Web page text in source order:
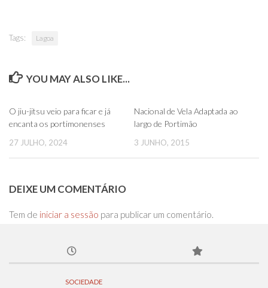
Tags: Lagoa
YOU MAY ALSO LIKE...
O jiu-jitsu veio para ficar e já
encanta os portimonenses
27 JULHO, 2024
Nacional de Vela Adaptada ao
largo de Portimão
3 JUNHO, 2015
DEIXE UM COMENTÁRIO
Tem de iniciar a sessão para publicar um comentário.
SOCIEDADE